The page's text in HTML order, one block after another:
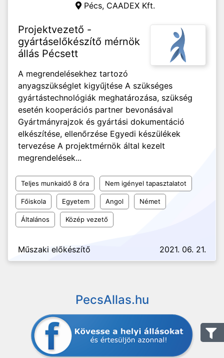
Pécs, CAADEX Kft.
Projektvezető -
gyártáselőkészítő mérnök
állás Pécsett
A megrendelésekhez tartozó
anyagszükséglet kigyűjtése A szükséges
gyártástechnológiák meghatározása, szükség
esetén kooperációs partner bevonásával
Gyártmányrajzok és gyártási dokumentáció
elkészítése, ellenőrzése Egyedi készülékek
tervezése A projektmérnök által kezelt
megrendelések...
Teljes munkaidő 8 óra Nem igényel tapasztalatot
Főiskola Egyetem Angol Német
Általános Közép vezető
Műszaki előkészítő 2021. 06. 21.
PecsAllas.hu